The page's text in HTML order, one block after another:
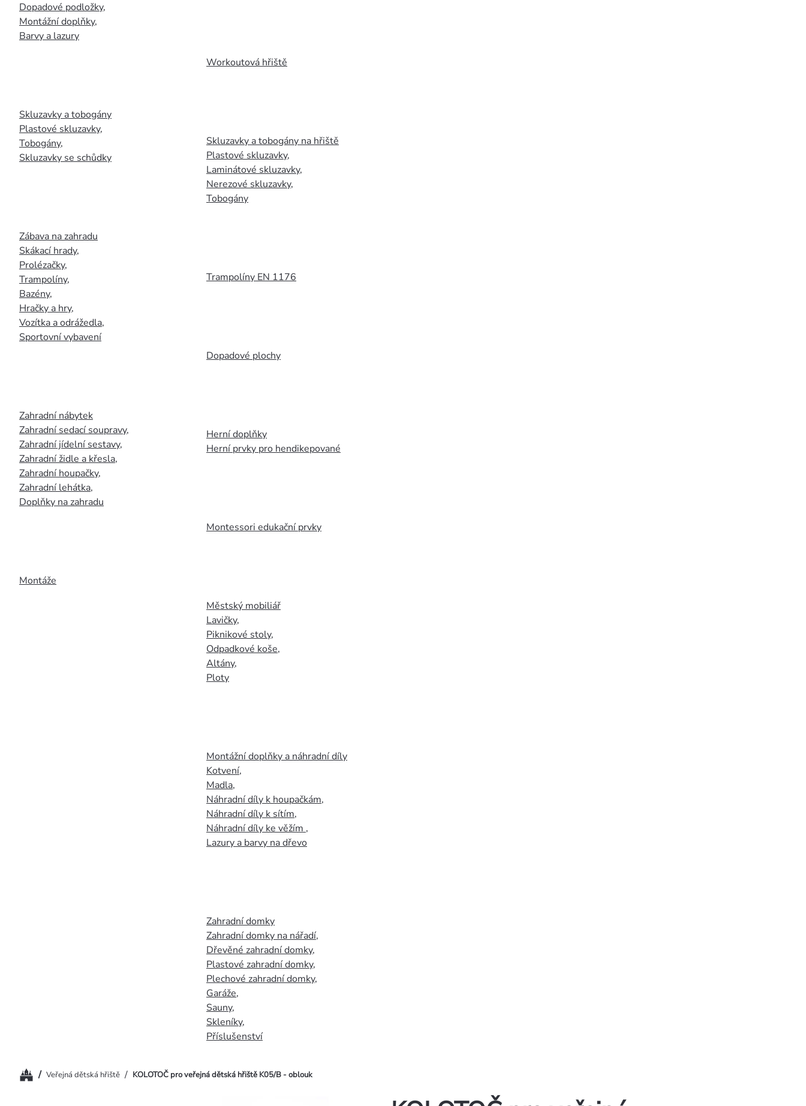
Dopadové podložky,
Montážní doplňky,
Barvy a lazury
Skluzavky a tobogány
Plastové skluzavky,
Tobogány,
Skluzavky se schůdky
Zábava na zahradu
Skákací hrady,
Prolézačky,
Trampolíny,
Bazény,
Hračky a hry,
Vozítka a odrážedla,
Sportovní vybavení
Zahradní nábytek
Zahradní sedací soupravy,
Zahradní jídelní sestavy,
Zahradní židle a křesla,
Zahradní houpačky,
Zahradní lehátka,
Doplňky na zahradu
Montáže
Workoutová hřiště
Skluzavky a tobogány na hřiště
Plastové skluzavky,
Laminátové skluzavky,
Nerezové skluzavky,
Tobogány
Trampolíny EN 1176
Dopadové plochy
Herní doplňky
Herní prvky pro hendikepované
Montessori edukační prvky
Městský mobiliář
Lavičky,
Piknikové stoly,
Odpadkové koše,
Altány,
Ploty
Montážní doplňky a náhradní díly
Kotvení,
Madla,
Náhradní díly k houpačkám,
Náhradní díly k sítím,
Náhradní díly ke věžím ,
Lazury a barvy na dřevo
Zahradní domky
Zahradní domky na nářadí,
Dřevěné zahradní domky,
Plastové zahradní domky,
Plechové zahradní domky,
Garáže,
Sauny,
Skleníky,
Příslušenství
Domů/ Veřejná dětská hřiště / KOLOTOČ pro veřejná dětská hřiště K05/B - oblouk